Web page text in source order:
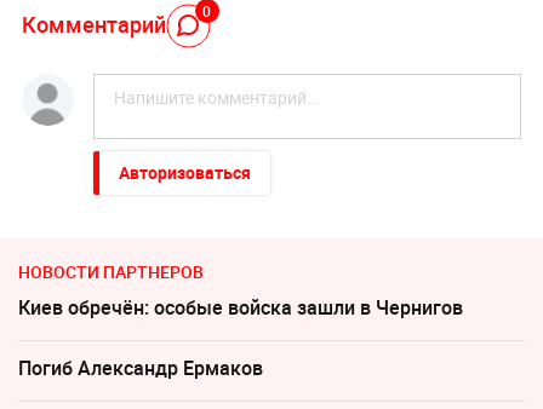
Комментарий 0
Авторизоваться
НОВОСТИ ПАРТНЕРОВ
Киев обречён: особые войска зашли в Чернигов
Погиб Александр Ермаков